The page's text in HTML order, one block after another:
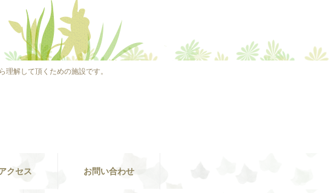
解して頂くための施設です。
クセス お問い合わせ